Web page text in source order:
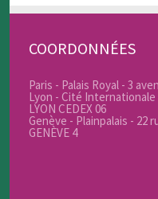
COORDONNÉES
Paris - Palais Royal - 3
Lyon - Cité Internationale
LYON CEDEX 06
Genève - Plainpalais - 22
GENÈVE 4